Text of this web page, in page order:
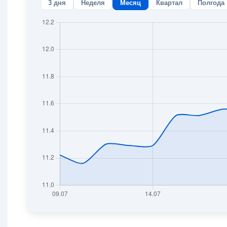
3 дня Неделя Месяц Квартал Полгода